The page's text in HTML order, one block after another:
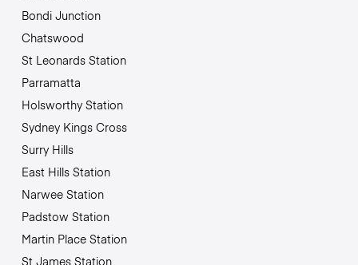
Bondi Junction
Chatswood
St Leonards Station
Parramatta
Holsworthy Station
Sydney Kings Cross
Surry Hills
East Hills Station
Narwee Station
Padstow Station
Martin Place Station
St James Station